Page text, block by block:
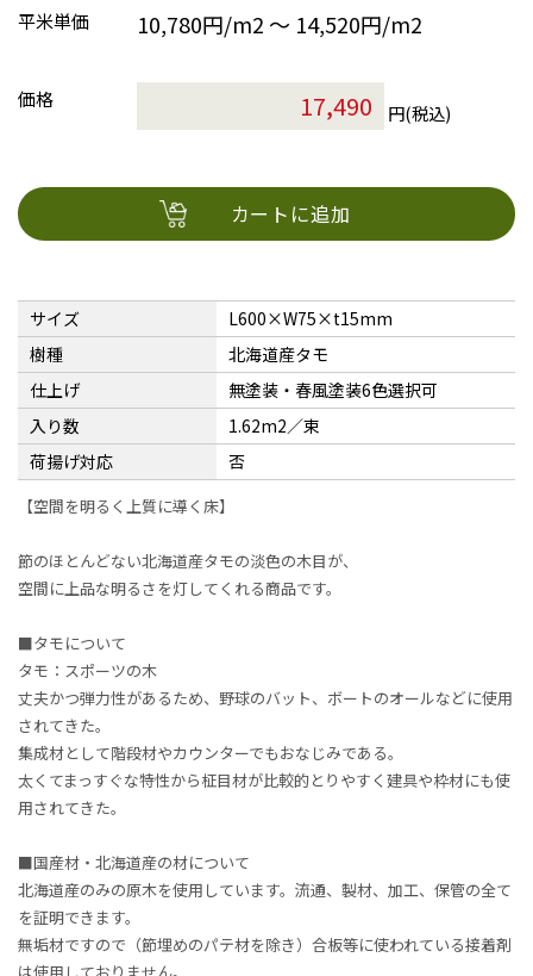
平米単価
10,780円/m2 〜 14,520円/m2
価格
円(税込)
カートに追加
サイズ
L600×W75×t15mm
樹種
北海道産タモ
仕上げ
無塗装・春風塗装6色選択可
入り数
1.62m2／束
荷揚げ対応
否
【空間を明るく上質に導く床】
節のほとんどない北海道産タモの淡色の木目が、
空間に上品な明るさを灯してくれる商品です。
■タモについて
タモ：スポーツの木
丈夫かつ弾力性があるため、野球のバット、ボートのオールなどに使用
されてきた。
集成材として階段材やカウンターでもおなじみである。
太くてまっすぐな特性から柾目材が比較的とりやすく建具や枠材にも使
用されてきた。
■国産材・北海道産の材について
北海道産のみの原木を使用しています。流通、製材、加工、保管の全て
を証明できます。
無垢材ですので（節埋めのパテ材を除き）合板等に使われている接着剤